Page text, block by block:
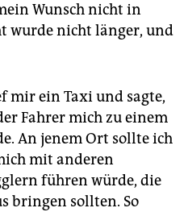
Wunsch nicht in
wurde nicht länger, und
mir ein Taxi und sagte,
Fahrer mich zu einem
An jenem Ort sollte ich
mit anderen
führen würde, die
bringen sollten. So